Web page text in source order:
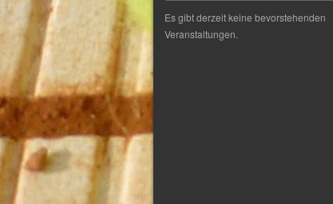
Es gibt derzeit keine bevorstehenden
Veranstaltungen.